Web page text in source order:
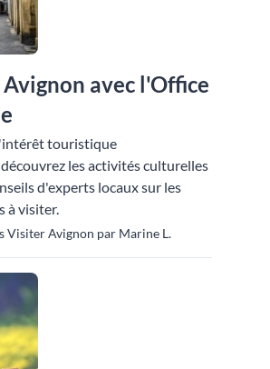
avec l'Office
touristique
les activités culturelles
d'experts locaux sur les
à visiter.
Visiter Avignon par Marine L.